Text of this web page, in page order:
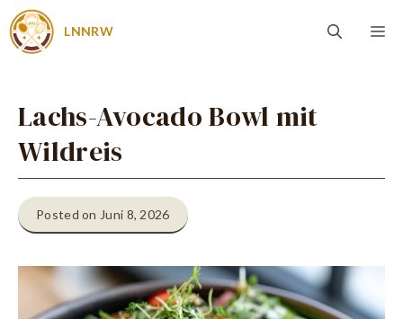
Zum
Inhalt
LNNRW
Lachs-Avocado Bowl mit
Wildreis
Posted on Juni 8, 2026